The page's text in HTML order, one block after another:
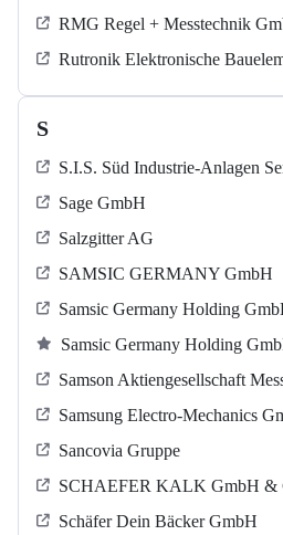
RMG Regel + Messtechnik
Rutronik Elektronische
S
S.I.S. Süd Industrie-Anlagen
Sage GmbH
Salzgitter AG
SAMSIC GERMANY GmbH
Samsic Germany Holding
Samsic Germany Holding
Samson Aktiengesellschaft
Samsung Electro-Mechanics
Sancovia Gruppe
SCHAEFER KALK GmbH &
Schäfer Dein Bäcker GmbH